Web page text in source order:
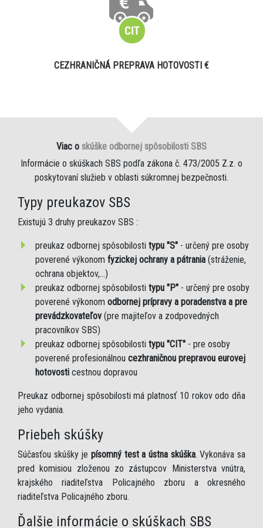
CEZHRANIČNÁ PREPRAVA HOTOVOSTI €
Viac o skúške odbornej spôsobilosti SBS
Informácie o skúškach SBS podľa zákona č. 473/2005 Z.z. o
poskytovaní služieb v oblasti súkromnej bezpečnosti.
Typy preukazov SBS
Existujú 3 druhy preukazov SBS :
preukaz odbornej spôsobilosti typu "S" - určený pre osoby
poverené výkonom fyzickej ochrany a pátrania (stráženie,
ochrana objektov,...)
preukaz odbornej spôsobilosti typu "P" - určený pre osoby
poverené výkonom odbornej prípravy a poradenstva a pre
prevádzkovateľov (pre majiteľov a zodpovedných
pracovníkov SBS)
preukaz odbornej spôsobilosti typu "CIT" - pre osoby
poverené profesionálnou cezhraničnou prepravou eurovej
hotovosti cestnou dopravou
Preukaz odbornej spôsobilosti má platnosť 10 rokov odo dňa
jeho vydania.
Priebeh skúšky
Súčasťou skúšky je písomný test a ústna skúška. Vykonáva sa
pred komisiou zloženou zo zástupcov Ministerstva vnútra,
krajského riaditeľstva Policajného zboru a okresného
riaditeľstva Policajného zboru.
Ďalšie informácie o skúškach SBS